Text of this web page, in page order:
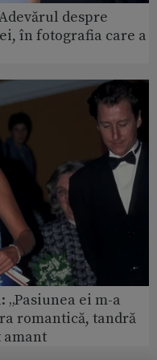
despre
în fotografia care a
ei m-a
romantică, tandră
amant